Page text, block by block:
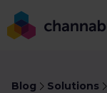
Blog Solutions